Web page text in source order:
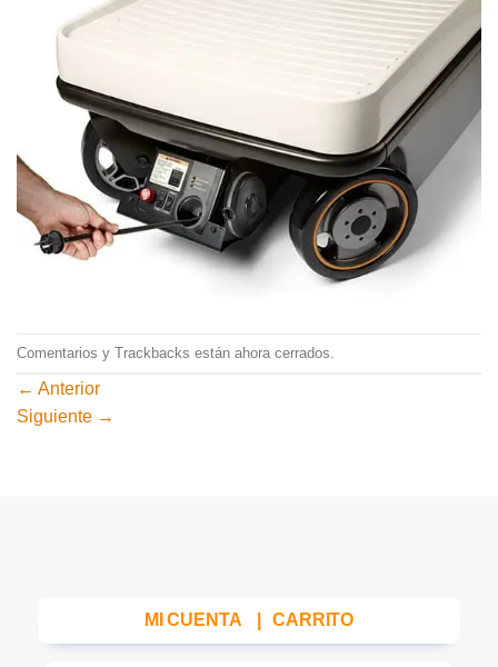
Comentarios y Trackbacks están ahora cerrados.
← Anterior
Siguiente →
MI CUENTA CARRITO